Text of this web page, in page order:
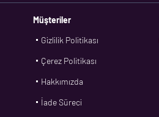
Müşteriler
Gizlilik Politikası
Çerez Politikası
Hakkımızda
İade Süreci